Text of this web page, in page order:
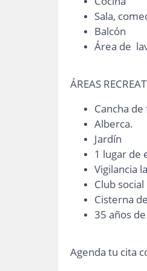
Sala,
Balcón
Área de
ÁREAS
Cancha
Alberca.
Jardín
1 lugar de
Vigilancia
Club social
Cisterna
35 años
Agenda tu cita